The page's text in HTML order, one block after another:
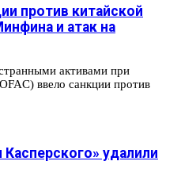
против китайской
и атак на
активами при
ввело санкции против
удалили